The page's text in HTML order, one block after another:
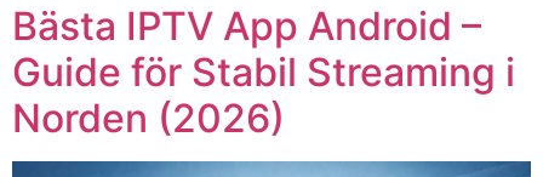
Bästa IPTV App Android –
Guide för Stabil Streaming i
Norden (2026)